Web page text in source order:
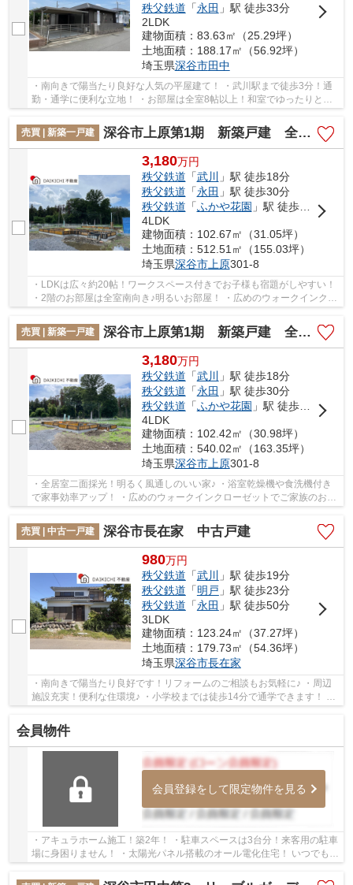
秩父鉄道 「永田 」駅 徒歩33分
2LDK
建物面積：83.63㎡（25.29坪）
土地面積：188.17㎡（56.92坪）
埼玉県深谷市田中
・南向きで陽当たり良好な人気の平屋建て！ ・武川駅まで徒歩3分！通
勤・通学に便利な立地！ ・お部屋は全室8帖以上！和室でゆったりと過
ごせます♪ いつでもお気軽にお声がけください...
売買 | 新築一戸建
深谷市上原第1期 新築戸建 全2棟 2号棟
3,180万円
秩父鉄道 「武川
」駅 徒歩18分
秩父鉄道 「永田 」駅 徒歩30分
秩父鉄道 「ふかや花園 」駅 徒歩41分
4LDK
建物面積：102.67㎡（31.05坪）
土地面積：512.51㎡（155.03坪）
埼玉県深谷市上原301-8
・LDKは広々約20帖！ワークスペース付きでお子様も宿題がしやすい！
・2階のお部屋は全室南向き♪明るいお部屋！ ・広めのウォークインクロ
売買 | 新築一戸建
深谷市上原第1期 新築戸建 全2棟 1号棟
3,180万円
秩父鉄道 「武川
」駅 徒歩18分
秩父鉄道 「永田 」駅 徒歩30分
秩父鉄道 「ふかや花園 」駅 徒歩41分
4LDK
建物面積：102.42㎡（30.98坪）
土地面積：540.02㎡（163.35坪）
埼玉県深谷市上原301-8
・全居室二面採光！明るく風通しのいい家♪ ・浴室乾燥機や食洗機付き
で家事効率アップ！ ・広めのウォークインクローゼットでご家族のお荷
売買 | 中古一戸建
深谷市長在家 中古戸建
980万円
秩父鉄道 「武川
」駅 徒歩19分
秩父鉄道 「明戸 」駅 徒歩23分
秩父鉄道 「永田 」駅 徒歩50分
3LDK
建物面積：123.24㎡（37.27坪）
土地面積：179.73㎡（54.36坪）
埼玉県深谷市長在家
・南向きで陽当たり良好です！リフォームのご相談もお気軽に♪ ・周辺
施設充実！便利な住環境♪ ・小学校までは徒歩14分で通学できます！ い
会員物件
会員登録をして限定物件を見る
・アキュラホーム施工！築2年！ ・駐車スペースは3台分！来客用の駐車
場に身困りません！ ・太陽光パネル搭載のオール電化住宅！ いつでもお
気軽にお声がけください♪ 駅からの送迎が...